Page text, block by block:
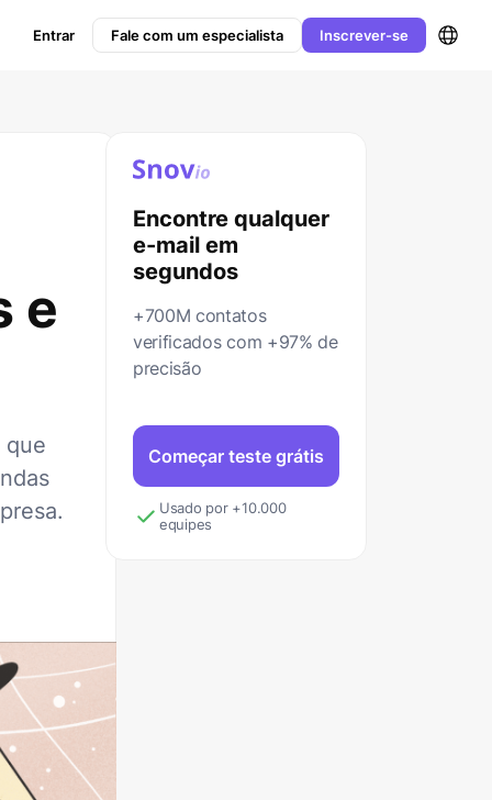
Entrar Fale com um especialista Inscrever-se
e
que
Encontre qualquer
e-mail em
segundos
+700M contatos
verificados com +97% de
precisão
Começar teste grátis
Usado por +10.000
equipes